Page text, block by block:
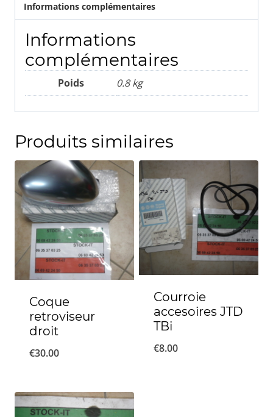
Informations complémentaires
Informations
complémentaires
Poids 0.8 kg
Produits similaires
Coque
retroviseur
droit
€30.00
Courroie
accesoires JTD
TBi
€8.00